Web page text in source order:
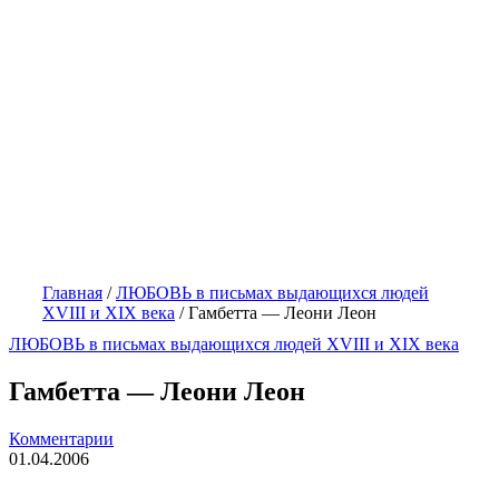
Главная /ЛЮБОВЬ в письмах выдающихся людей
XVIII и XIX века /Гамбетта — Леони Леон
ЛЮБОВЬ в письмах выдающихся людей XVIII и XIX века
Гамбетта — Леони Леон
Комментарии
01.04.2006